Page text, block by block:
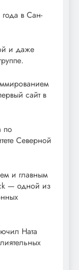
в Сан-
и даже
сайт в
по
Северной
и главным
— одной из
Ната